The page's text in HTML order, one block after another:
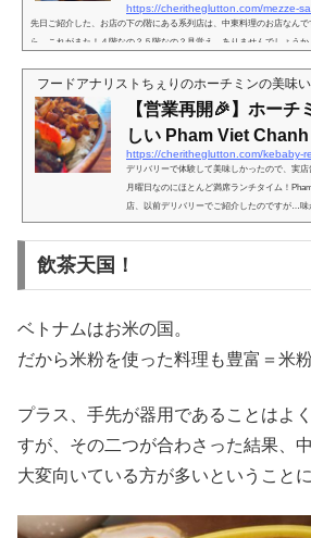
https://cheritheglutton.com/mezze-
先日ご紹介した、お店の下の階にある系列店は、中東料理のお店なん
ら、これがまた！４階なの？５階なの？見覚え、ありませんでしょう
い。さてその下に、Mezze Saigon というお店が。もう一軒シーシャ（
えなお店があるようなのですが、食いしん坊にはこちらの Mezze さん
ベーターの中のポスター...
フードアナリストちぇりのホーチミンの美味
【営業再開🎉】ホーチ
しい Pham Viet
https://cheritheglutton.com/kebaby-
デリバリーで体験して美味しかったので、実
月曜日なのにほとんど満席ランチタイム！
店、以前デリバリーでご紹介したのですが…
ったんですよね。出来心で頼んだにしてはと
たんですよね。ちなみに、以前ご紹介したこ
こちらのお店を右手に見て、さらに奥に進んだ
飲茶天国！
ベトナムはお米の国。
だから米粉を使った料理も豊富＝米
プラス、手先が器用であることはよ
すが、その二つが合わさった結果、
大変向いている方が多いということ